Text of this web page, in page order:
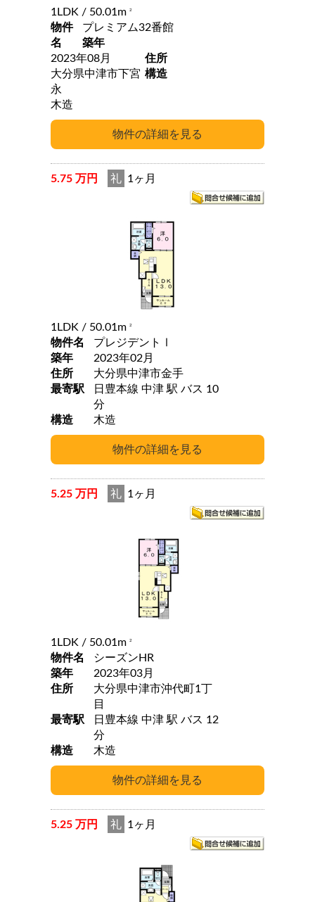
1LDK / 50.01m 2
物件
名
プレミアム32番館
築年
2023年08月
住所
大分県中津市下宮
永
構造
木造
5.75 万円 礼 1ヶ月
1LDK / 50.01m 2
物件名
プレジデントⅠ
築年
2023年02月
住所
大分県中津市金手
最寄駅
日豊本線 中津 駅 バス 10
分
構造
木造
5.25 万円 礼 1ヶ月
1LDK / 50.01m 2
物件名
シーズンHR
築年
2023年03月
住所
大分県中津市沖代町1丁
目
最寄駅
日豊本線 中津 駅 バス 12
分
構造
木造
5.25 万円 礼 1ヶ月